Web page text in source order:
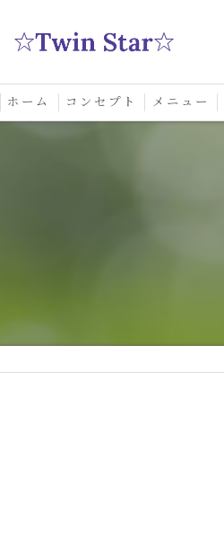
ホーム コンセプト メニュー